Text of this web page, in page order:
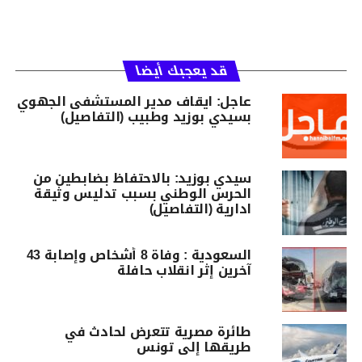
قد يعجبك أيضا
عاجل: ايقاف مدير المستشفى الجهوي
بسيدي بوزيد وطبيب (التفاصيل)
سيدي بوزيد: بالاحتفاظ بضابطين من
الحرس الوطني بسبب تدليس وثيقة
ادارية (التفاصيل)
السعودية : وفاة 8 أشخاص وإصابة 43
آخرين إثر انقلاب حافلة
طائرة مصرية تتعرض لحادث في
طريقها إلى تونس